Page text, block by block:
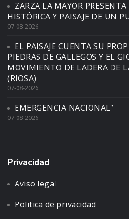
ZARZA LA MAYOR
HISTÓRICA Y PAISAJE DE UN
07-08-2026
EL PAISAJE CUENTA SU
PIEDRAS DE GALLEGOS Y EL
MOVIMIENTO DE LADERA DE
(RIOSA)
07-08-2026
EMERGENCIA NACIONAL”
07-08-2026
Privacidad
Aviso legal
Política de privacidad